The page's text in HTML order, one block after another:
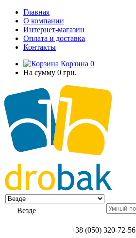
Главная
О компании
Интернет-магазин
Оплата и доставка
Контакты
Корзина 0
На сумму 0 грн.
Везде
+38 (050) 320-72-56